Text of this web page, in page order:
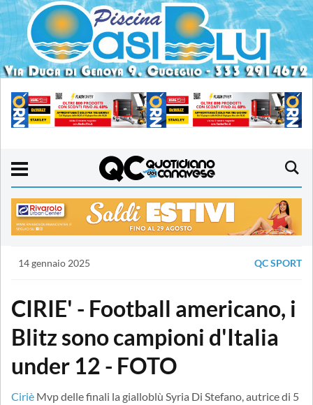
14 gennaio 2025 QC SPORT
CIRIE' - Football americano, i
Blitz sono campioni d'Italia
under 12 - FOTO
Ciriè Mvp delle finali la gialloblù Syria Di Stefano, autrice di 5